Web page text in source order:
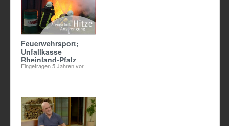
Feuerwehrsport;
Unfallkasse
Rheinland-Pfalz
Eingetragen5 Jahren vor